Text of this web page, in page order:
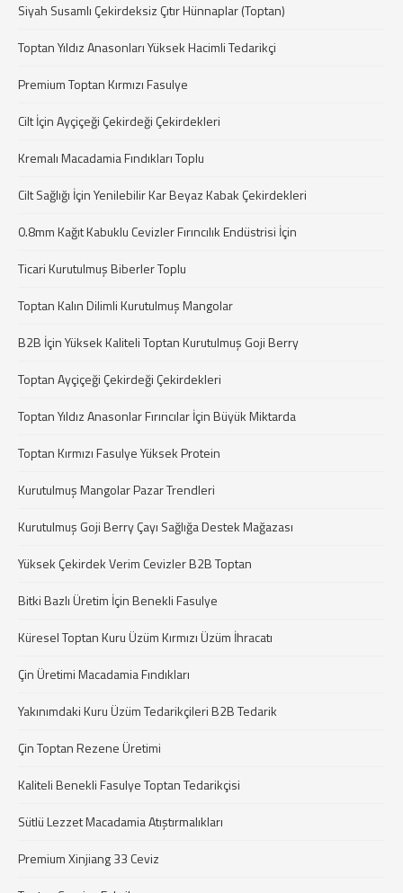
Siyah Susamlı Çekirdeksiz Çıtır Hünnaplar (Toptan)
Toptan Yıldız Anasonları Yüksek Hacimli Tedarikçi
Premium Toptan Kırmızı Fasulye
Cilt İçin Ayçiçeği Çekirdeği Çekirdekleri
Kremalı Macadamia Fındıkları Toplu
Cilt Sağlığı İçin Yenilebilir Kar Beyaz Kabak Çekirdekleri
0.8mm Kağıt Kabuklu Cevizler Fırıncılık Endüstrisi İçin
Ticari Kurutulmuş Biberler Toplu
Toptan Kalın Dilimli Kurutulmuş Mangolar
B2B İçin Yüksek Kaliteli Toptan Kurutulmuş Goji Berry
Toptan Ayçiçeği Çekirdeği Çekirdekleri
Toptan Yıldız Anasonlar Fırıncılar İçin Büyük Miktarda
Toptan Kırmızı Fasulye Yüksek Protein
Kurutulmuş Mangolar Pazar Trendleri
Kurutulmuş Goji Berry Çayı Sağlığa Destek Mağazası
Yüksek Çekirdek Verim Cevizler B2B Toptan
Bitki Bazlı Üretim İçin Benekli Fasulye
Küresel Toptan Kuru Üzüm Kırmızı Üzüm İhracatı
Çin Üretimi Macadamia Fındıkları
Yakınımdaki Kuru Üzüm Tedarikçileri B2B Tedarik
Çin Toptan Rezene Üretimi
Kaliteli Benekli Fasulye Toptan Tedarikçisi
Sütlü Lezzet Macadamia Atıştırmalıkları
Premium Xinjiang 33 Ceviz